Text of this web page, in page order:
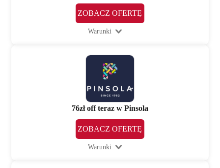
ZOBACZ OFERTĘ
Warunki
76zł off teraz w Pinsola
ZOBACZ OFERTĘ
Warunki